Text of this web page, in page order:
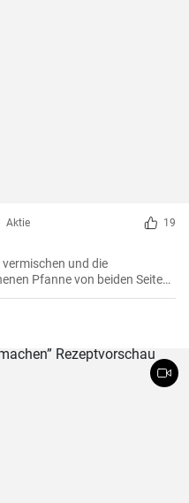
Aktie 19
und die
Pfanne von beiden Seiten